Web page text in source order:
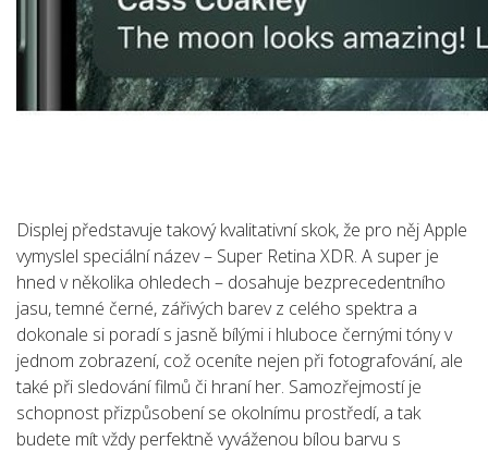
Displej představuje takový kvalitativní skok, že pro něj Apple
vymyslel speciální název – Super Retina XDR. A super je
hned v několika ohledech – dosahuje bezprecedentního
jasu, temné černé, zářivých barev z celého spektra a
dokonale si poradí s jasně bílými i hluboce černými tóny v
jednom zobrazení, což oceníte nejen při fotografování, ale
také při sledování filmů či hraní her. Samozřejmostí je
schopnost přizpůsobení se okolnímu prostředí, a tak
budete mít vždy perfektně vyváženou bílou barvu s